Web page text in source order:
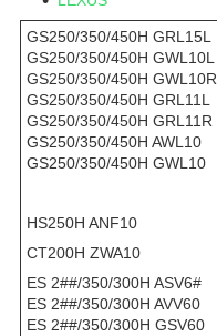
GS250/350/450H GRL15L
GS250/350/450H GWL10L
GS250/350/450H GWL10R
GS250/350/450H GRL11L
GS250/350/450H GRL11R
GS250/350/450H AWL10
GS250/350/450H GWL10
HS250H ANF10
CT200H ZWA10
ES 2##/350/300H ASV6#
ES 2##/350/300H AVV60
ES 2##/350/300H GSV60